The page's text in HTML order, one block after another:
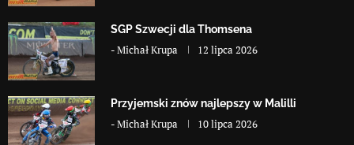
SGP Szwecji dla Thomsena
-Michał Krupa 12 lipca 2026
Przyjemski znów najlepszy w Malilli
-Michał Krupa 10 lipca 2026